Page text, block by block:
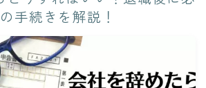
手続きを解説！